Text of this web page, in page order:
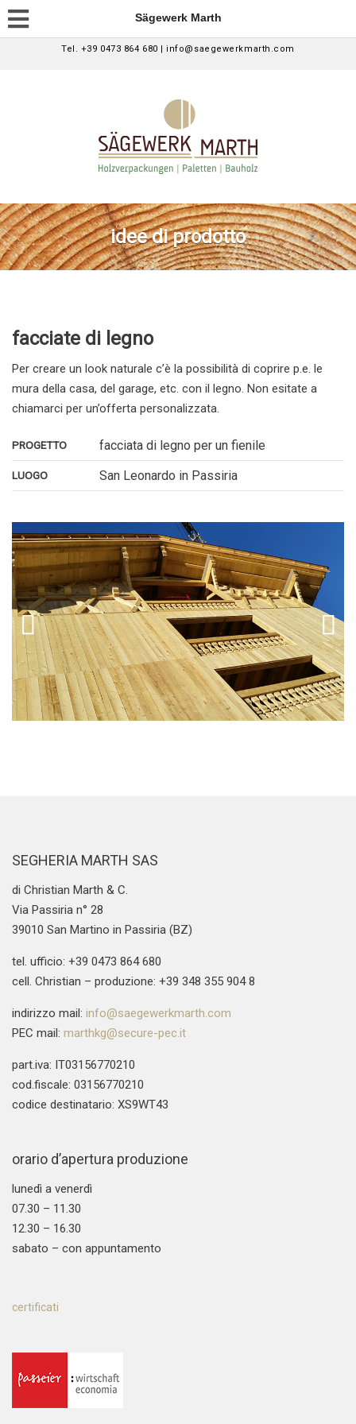
Sägewerk Marth
Tel. +39 0473 864 680 | info@saegewerkmarth.com
idee di prodotto
facciate di legno
Per creare un look naturale c’è la possibilità di coprire p.e. le
mura della casa, del garage, etc. con il legno. Non esitate a
chiamarci per un’offerta personalizzata.
PROGETTO facciata di legno per un fienile
LUOGO San Leonardo in Passiria
SEGHERIA MARTH SAS
di Christian Marth & C.
Via Passiria n° 28
39010 San Martino in Passiria (BZ)
tel. ufficio: +39 0473 864 680
cell. Christian – produzione: +39 348 355 904 8
indirizzo mail: info@saegewerkmarth.com
PEC mail: marthkg@secure-pec.it
part.iva: IT03156770210
cod.fiscale: 03156770210
codice destinatario: XS9WT43
orario d’apertura produzione
lunedì a venerdì
07.30 – 11.30
12.30 – 16.30
sabato – con appuntamento
certificati